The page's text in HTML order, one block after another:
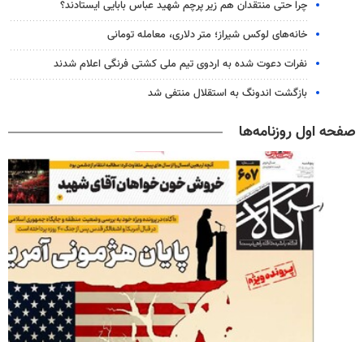
چرا حتی منتقدان هم زیر پرچم شهید عباس بابایی ایستادند؟
خانه‌های لوکس شیراز؛ متر دلاری، معامله تومانی
نفرات دعوت شده به اردوی تیم ملی کشتی فرنگی اعلام شدند
بازگشت اندونگ به استقلال منتفی شد
صفحه اول روزنامه‌ها